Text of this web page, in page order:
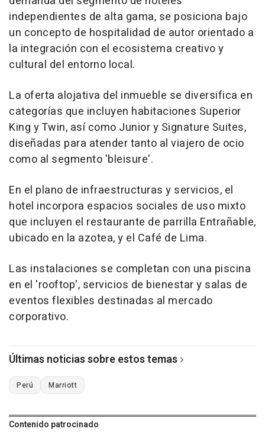
independientes de alta gama, se posiciona bajo
un concepto de hospitalidad de autor orientado a
la integración con el ecosistema creativo y
cultural del entorno local.
La oferta alojativa del inmueble se diversifica en
categorías que incluyen habitaciones Superior
King y Twin, así como Junior y Signature Suites,
diseñadas para atender tanto al viajero de ocio
como al segmento 'bleisure'.
En el plano de infraestructuras y servicios, el
hotel incorpora espacios sociales de uso mixto
que incluyen el restaurante de parrilla Entrañable,
ubicado en la azotea, y el Café de Lima.
Las instalaciones se completan con una piscina
en el 'rooftop', servicios de bienestar y salas de
eventos flexibles destinadas al mercado
corporativo.
Últimas noticias sobre estos temas
Perú Marriott
Contenido patrocinado